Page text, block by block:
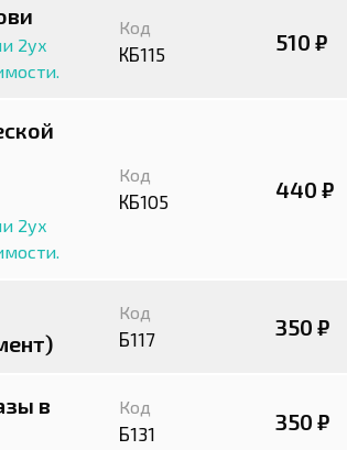
2ух
Код
КБ115 510 ₽
2ух
Код
КБ105 440 ₽
Код
Б117 350 ₽
в
Код
Б131 350 ₽